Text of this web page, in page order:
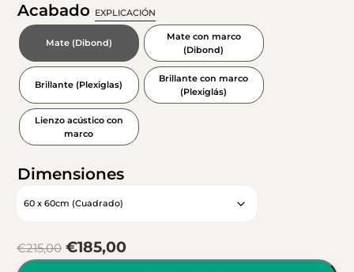
Acabado EXPLICACIÓN
Mate (Dibond)
Mate con marco
(Dibond)
Brillante (Plexiglas)
Brillante con marco
(Plexiglás)
Lienzo acústico con
marco
Dimensiones
€215,00 €185,00